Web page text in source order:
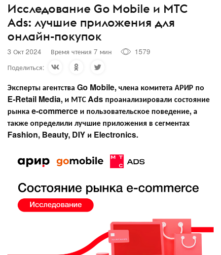
Исследование Go Mobile и МТС
Ads: лучшие приложения для
онлайн-покупок
3 Окт 2024 Время чтения 7 мин
1579
Поделиться:
Эксперты агентства Go Mobile, члена комитета АРИР по
E-Retail Media, и МТС Ads проанализировали состояние
рынка e-commerce и пользовательское поведение, а
также определили лучшие приложения в сегментах
Fashion, Beauty, DIY и Electronics.